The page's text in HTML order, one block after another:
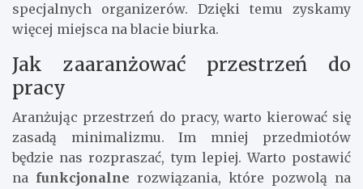
specjalnych organizerów. Dzięki temu zyskamy
więcej miejsca na blacie biurka.
Jak zaaranżować przestrzeń do
pracy
Aranżując przestrzeń do pracy, warto kierować się
zasadą minimalizmu. Im mniej przedmiotów
będzie nas rozpraszać, tym lepiej. Warto postawić
na funkcjonalne rozwiązania, które pozwolą na